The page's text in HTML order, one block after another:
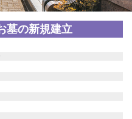
墓の新規建立